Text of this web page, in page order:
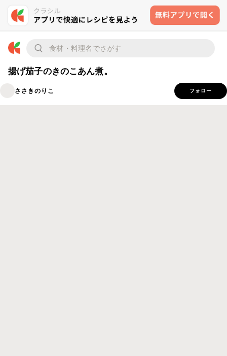
揚げ茄子のきのこあん煮。
ささきのりこ フォロー